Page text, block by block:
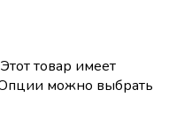
Этот товар имеет
можно выбрать